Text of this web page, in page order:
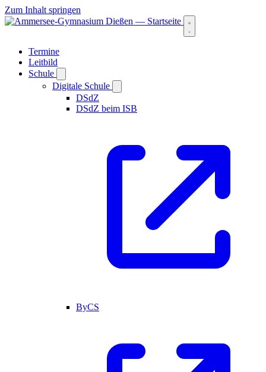
Zum Inhalt springen
Termine
Leitbild
Schule
Digitale Schule
DSdZ
DSdZ beim ISB
ByCS